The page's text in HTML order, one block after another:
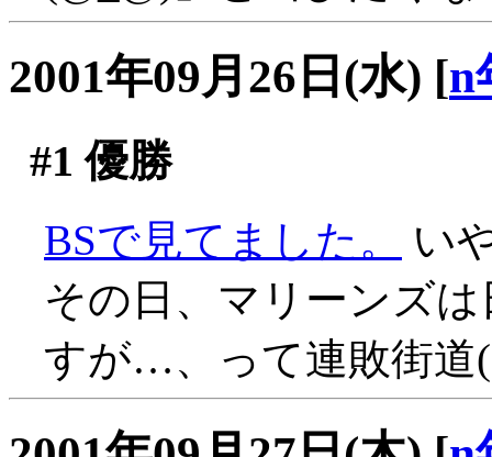
2001年09月26日(水) [n
#1 優勝
BSで見てました。
い
その日、マリーンズ
すが…、って連敗街道